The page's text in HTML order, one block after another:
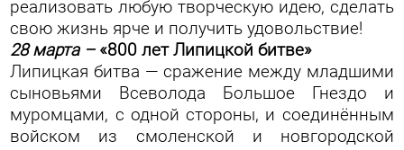
реализовать любую творческую идею, сделать
свою жизнь ярче и получить удовольствие!
28 марта –«800 лет Липицкой битве»
Липицкая битва — сражение между младшими
сыновьями Всеволода Большое Гнездо и
муромцами, с одной стороны, и соединённым
войском из смоленской и новгородской